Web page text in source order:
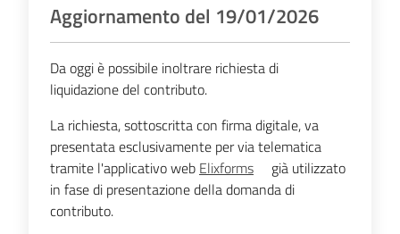
Regione
Emilia-
Romagna
Regione
Novità
Servizi
Aggiornamento del 19/01/2026
Da oggi è possibile inoltrare richiesta di
liquidazione del contributo.
La richiesta, sottoscritta con firma digitale, va
presentata esclusivamente per via telematica
tramite l'applicativo web Elixforms
già utilizzato
in fase di presentazione della domanda di
contributo.